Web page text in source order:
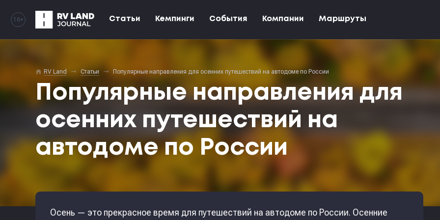
Статьи Кемпинги События Компании Маршруты
16+
home RV Land Статьи Популярные направления для осенних путешествий на автодоме по России
Популярные направления для
осенних путешествий на
автодоме по России
Осень — это прекрасное время для путешествий на автодоме по России. Осенние